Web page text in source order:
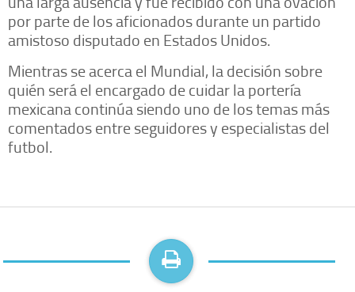
por parte de los aficionados durante un partido
amistoso disputado en Estados Unidos.
Mientras se acerca el Mundial, la decisión sobre
quién será el encargado de cuidar la portería
mexicana continúa siendo uno de los temas más
comentados entre seguidores y especialistas del
futbol.